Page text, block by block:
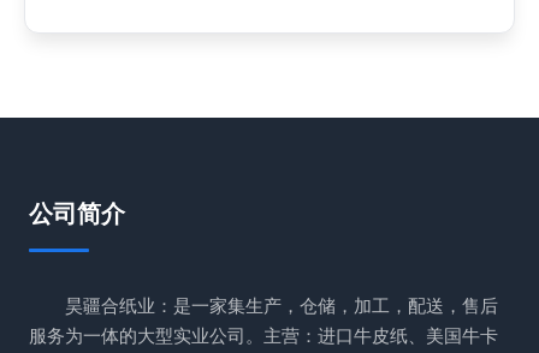
公司简介
昊疆合纸业：是一家集生产，仓储，加工，配送，售后
服务为一体的大型实业公司。主营：进口牛皮纸、美国牛卡